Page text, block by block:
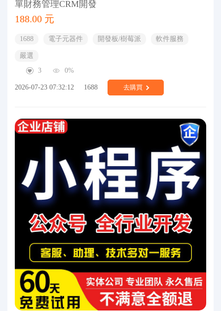
單財務管理CRM開發
188.00 元
1688 電子元器件 開發板/樹莓派 軟件服務
嚴選
3
0%
2026-07-23 07:32:12 1688 去購買